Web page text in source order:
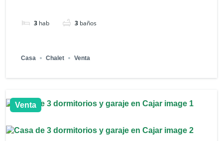
3 hab 3 baños
Casa Chalet Venta
Venta